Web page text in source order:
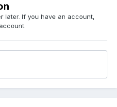
later. If you have an account,